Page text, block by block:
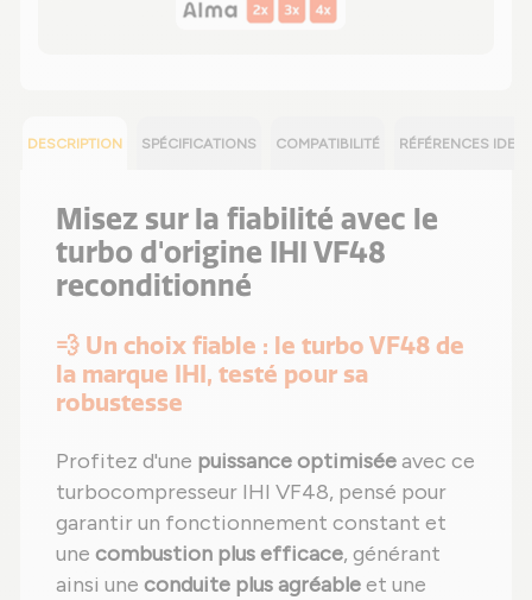
DESCRIPTION SPÉCIFICATIONS COMPATIBILITÉ RÉFÉRENCES
Misez sur la fiabilité avec le
turbo d'origine IHI VF48
reconditionné
💨 Un choix fiable : le turbo VF48 de
la marque IHI, testé pour sa
robustesse
Profitez d'une puissance optimiséeavec ce
turbocompresseur IHI VF48, pensé pour
garantir un fonctionnement constant et
une combustion plus efficace, générant
ainsi une conduite plus agréableet une